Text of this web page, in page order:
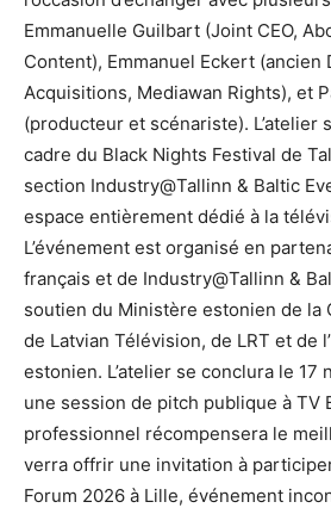
Emmanuelle Guilbart (Joint CEO,
Content), Emmanuel Eckert
Acquisitions, Mediawan Rights), et
(producteur et scénariste). L’atelier
cadre du Black Nights Festival de
section Industry@Tallinn & Baltic
espace entièrement dédié à la
L’événement est organisé en
français et de Industry@Tallinn &
soutien du Ministère estonien de la
de Latvian Télévision, de LRT et de
estonien. L’atelier se conclura le 17
une session de pitch publique à TV
professionnel récompensera le
verra offrir une invitation à
Forum 2026 à Lille, événement